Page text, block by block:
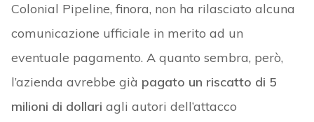
Colonial Pipeline, finora, non ha rilasciato alcuna
comunicazione ufficiale in merito ad un
eventuale pagamento. A quanto sembra, però,
l’azienda avrebbe già pagato un riscatto di 5
milioni di dollari agli autori dell’attacco